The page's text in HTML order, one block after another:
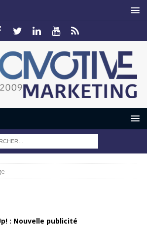
: Nouvelle publicité